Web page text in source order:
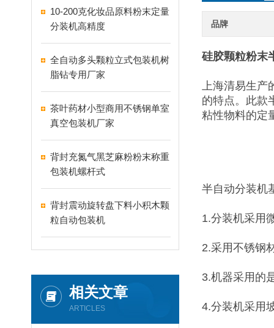
10-200克化妆品原料粉末定量
分装机高精度
全自动多头颗粒立式包装机树
脂钻专用厂家
茶叶药材小型商用不锈钢单室
真空包装机厂家
背封充氮气黑芝麻粉粉末称重
包装机螺杆式
背封震动旋转盘下料小积木颗
粒自动包装机
相关文章
ARTICLES
品牌
硅胶颗粒粉末
上海清易生产
的特点。此款
粘性物料的定
半自动分装机
1.分装机采用
2.采用不锈钢
3.机器采用的
4.分装机采用